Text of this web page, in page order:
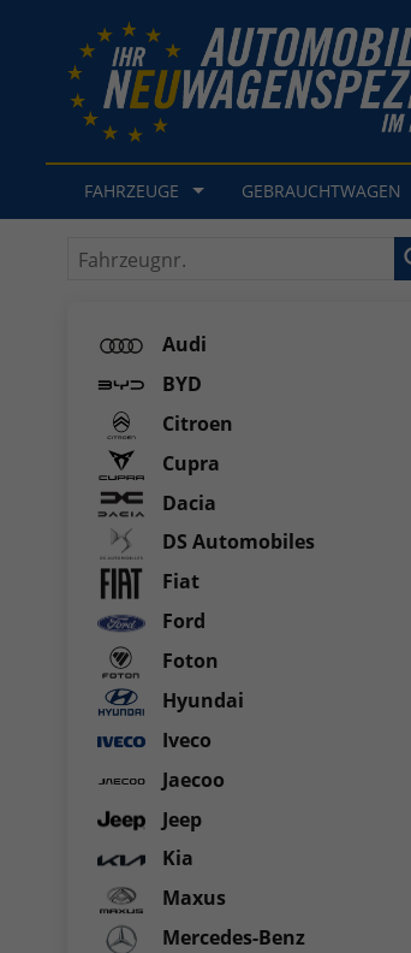
FAHRZEUGE GEBRAUCHTWAGEN
Fahrzeugnr.
Audi
BYD
Citroen
Cupra
Dacia
DS Automobiles
Fiat
Ford
Foton
Hyundai
Iveco
Jaecoo
Jeep
Kia
Maxus
Mercedes-Benz